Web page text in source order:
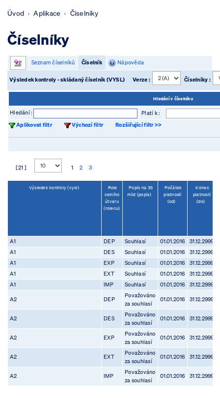
Úvod Aplikace Číselníky
Číselníky
Seznam číselníků Číselník Nápověda
Výsledek kontroly - skládaný číselník (VYSL) Verze : Číselníky :
Hledání v číselníku
Hledání :
Platí k :
Aplikovat filtr
Výchozí filtr Rozšiřující filtr >>
[ 21 ] 1 2 3
Výsledek kontroly (vysl)
Role
celního
útvaru
(rolecu)
Popis na 35
míst (popis)
Počátek
platnosti
(od)
Konec
platnosti
(do)
A1 DEP Souhlasí 01.01.2016 31.12.2999
A1
DES Souhlasí 01.01.2016 31.12.2999
A1
EXP Souhlasí 01.01.2016 31.12.2999
A1
EXT Souhlasí 01.01.2016 31.12.2999
A1
IMP Souhlasí 01.01.2016 31.12.2999
A2 DEP
Považováno
za souhlasí
01.01.2016 31.12.2999
A2 DES
Považováno
za souhlasí
01.01.2016 31.12.2999
A2 EXP
Považováno
za souhlasí
01.01.2016 31.12.2999
A2 EXT
Považováno
za souhlasí
01.01.2016 31.12.2999
A2 IMP
Považováno
za souhlasí
01.01.2016 31.12.2999